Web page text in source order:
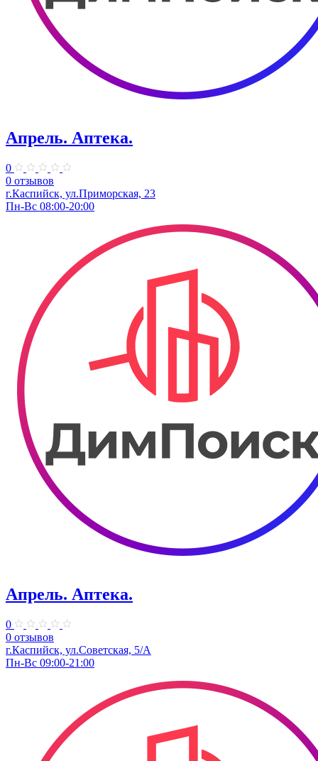
Апрель. ​Аптека.
0
0 отзывов
г.Каспийск, ул.Приморская, 23
Пн-Вс 08:00-20:00
Апрель. ​Аптека.
0
0 отзывов
г.Каспийск, ул.Советская, 5/А
Пн-Вс 09:00-21:00